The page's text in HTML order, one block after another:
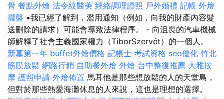
骨 餐點外燴 法令紋醫美 經絡調理證照 戶外婚禮 記帳 外燴
擺盤 •我已經了解到，濫用通知（例如，向我的財產內容髮
送刪除的請求）可能會導致法律程序。 - 向沮喪的汽車機械
師解釋了社會主義國家權力（TiborSzervét）的一個人。
新墓第一年 buffet外燴價格 記帳士 考試資格 seo優化 竹北
筋膜放鬆 網路行銷 自助餐外燴 外燴 台中整復推薦 大雅按
摩 護照申請 外燴佈置 馬耳他是那些想放鬆的人的天堂島，
但對於那些熱愛海灘休息的人來說，這也是理想的選擇。